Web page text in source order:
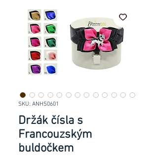
SKU: ANHS0601
Držák čísla s
Francouzským
buldočkem